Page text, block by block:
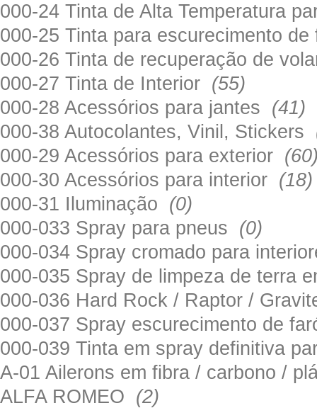
000-24 Tinta de Alta Temperatura
000-25 Tinta para escurecimento
000-26 Tinta de recuperação de
000-27 Tinta de Interior (55)
000-28 Acessórios para jantes (41)
000-38 Autocolantes, Vinil, Stickers
000-29 Acessórios para exterior
000-30 Acessórios para interior (18)
000-31 Iluminação (0)
000-033 Spray para pneus (0)
000-034 Spray cromado para
000-035 Spray de limpeza de terra
000-036 Hard Rock / Raptor /
000-037 Spray escurecimento de
000-039 Tinta em spray definitiva
A-01 Ailerons em fibra / carbono /
ALFA ROMEO (2)